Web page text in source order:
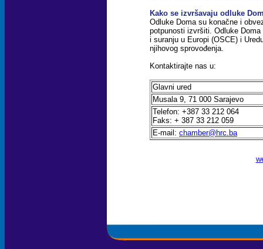
Kako se izvršavaju odluke
Odluke Doma su konačne i
potpunosti izvršiti. Odluke
i suranju u Europi (OSCE) i
njihovog sprovođenja.
Kontaktirajte nas u:
Glavni ured
Musala 9, 71 000 Sarajevo
Telefon: +387 33 212 064
Faks: + 387 33 212 059
E-mail: chamber@hrc.ba